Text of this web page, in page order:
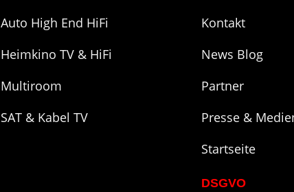
Auto High End HiFi
Heimkino TV & HiFi
Multiroom
SAT & Kabel TV
Kontakt
News Blog
Partner
Presse &
Startseite
DSGVO